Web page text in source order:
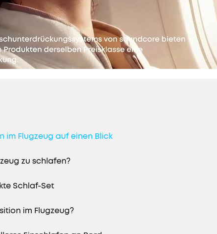
im Flugzeug auf einen Blick
zu schlafen?
Schlaf-Set
im Flugzeug?